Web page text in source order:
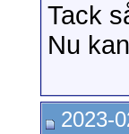
Tack
Nu
2023-